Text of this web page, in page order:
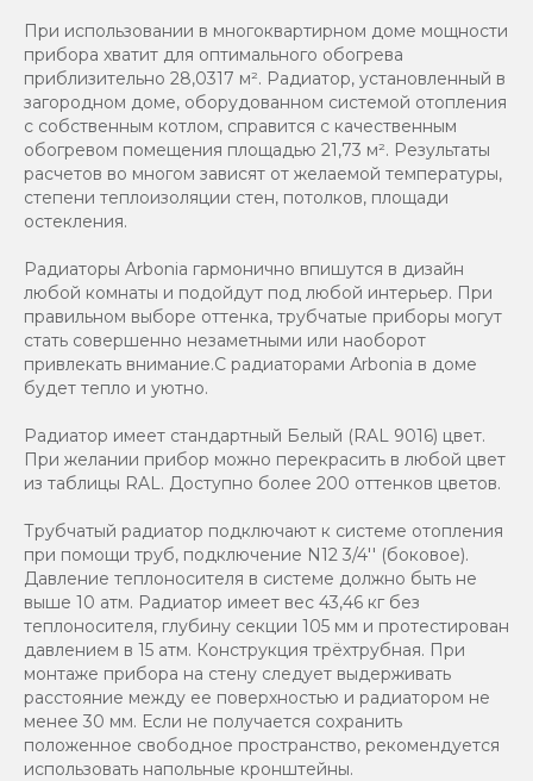
При использовании в многоквартирном доме мощности
прибора хватит для оптимального обогрева
приблизительно 28,0317 м². Радиатор, установленный в
загородном доме, оборудованном системой отопления
с собственным котлом, справится с качественным
обогревом помещения площадью 21,73 м². Результаты
расчетов во многом зависят от желаемой температуры,
степени теплоизоляции стен, потолков, площади
остекления.
Радиаторы Arbonia гармонично впишутся в дизайн
любой комнаты и подойдут под любой интерьер. При
правильном выборе оттенка, трубчатые приборы могут
стать совершенно незаметными или наоборот
привлекать внимание.С радиаторами Аrbonia в доме
будет тепло и уютно.
Радиатор имеет стандартный Белый (RAL 9016) цвет.
При желании прибор можно перекрасить в любой цвет
из таблицы RAL. Доступно более 200 оттенков цветов.
Трубчатый радиатор подключают к системе отопления
при помощи труб, подключение N12 3/4'' (боковое).
Давление теплоносителя в системе должно быть не
выше 10 атм. Радиатор имеет вес 43,46 кг без
теплоносителя, глубину секции 105 мм и протестирован
давлением в 15 атм. Конструкция трёхтрубная. При
монтаже прибора на стену следует выдерживать
расстояние между ее поверхностью и радиатором не
менее 30 мм. Если не получается сохранить
положенное свободное пространство, рекомендуется
использовать напольные кронштейны.